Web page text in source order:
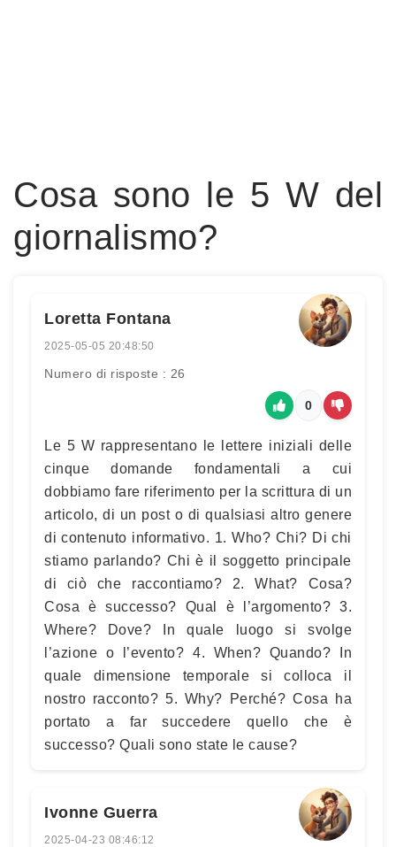
Cosa sono le 5 W del
giornalismo?
Loretta Fontana
2025-05-05 20:48:50
Numero di risposte : 26
0
Le 5 W rappresentano le lettere iniziali delle
cinque domande fondamentali a cui
dobbiamo fare riferimento per la scrittura di un
articolo, di un post o di qualsiasi altro genere
di contenuto informativo. 1. Who? Chi? Di chi
stiamo parlando? Chi è il soggetto principale
di ciò che raccontiamo? 2. What? Cosa?
Cosa è successo? Qual è l’argomento? 3.
Where? Dove? In quale luogo si svolge
l’azione o l’evento? 4. When? Quando? In
quale dimensione temporale si colloca il
nostro racconto? 5. Why? Perché? Cosa ha
portato a far succedere quello che è
successo? Quali sono state le cause?
Ivonne Guerra
2025-04-23 08:46:12